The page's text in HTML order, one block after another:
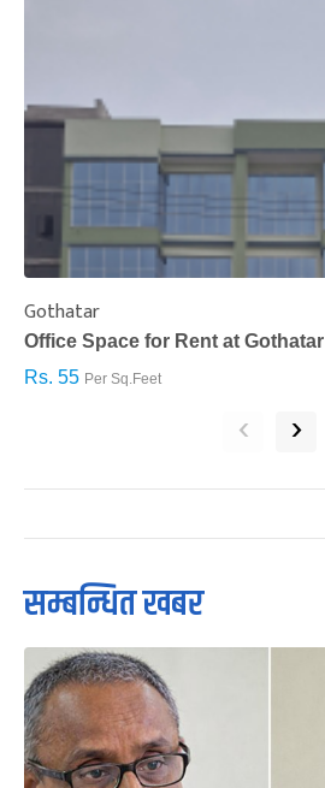
Gothatar
Office Space for Rent at Gothatar
Rs. 55 Per Sq.Feet
‹ ›
सम्बन्धित खबर